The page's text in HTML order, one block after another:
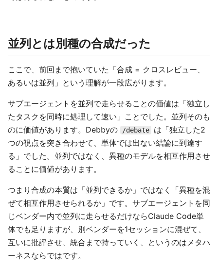
並列とは別種の合成だった
ここで、前回まで抱いていた「合成 = クロスレビュー、
あるいは並列」という理解が一段広がります。
サブエージェントを並列で走らせることの価値は「独立し
たタスクを同時に処理して速い」ことでした。並列そのも
のに価値があります。Debbyの
/debate
は「独立した2
つの視点を突き合わせて、単体では出ない結論に到達す
る」でした。並列ではなく、異種のモデルを相互作用させ
ることに価値があります。
つまり合成の本質は「並列できるか」ではなく「異種を混
ぜて相互作用させられるか」です。サブエージェントを同
じベンダー内で並列に走らせるだけならClaude Code単
体でも足りますが、別ベンダーを1セッションに混ぜて、
互いに批評させ、統合まで持っていく、というのはメタハ
ーネスならではです。